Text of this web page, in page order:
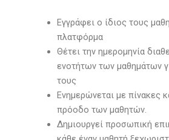
Εγγράφει ο ίδιος τους
πλατφόρμα
Θέτει την ημερομηνία
ενοτήτων των μαθημάτων
τους
Ενημερώνεται με πίνακες
πρόοδο των μαθητών.
Δημιουργεί προσωπική